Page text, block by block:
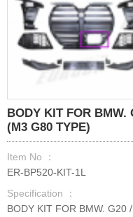
BODY KIT FOR BMW.
(M3 G80 TYPE)
Item No ：
ER-BP520-KIT-1L
Specification ：
BODY KIT FOR BMW. G20